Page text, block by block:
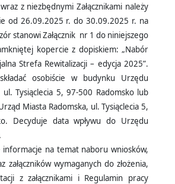
niezbędnymi Załącznikami należy
od 26.09.2025 r. do 30.09.2025 r. na
stanowi Załącznik nr 1 do niniejszego
kopercie z dopiskiem: „Nabór
Strefa Rewitalizacji – edycja 2025”.
osobiście w budynku Urzędu
ul. Tysiąclecia 5, 97-500 Radomsko lub
Miasta Radomska, ul. Tysiąclecia 5,
Decyduje data wpływu do Urzędu
na temat naboru wniosków,
załączników wymaganych do złożenia,
z załącznikami i Regulamin pracy